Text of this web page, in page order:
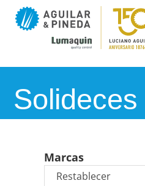
Solideces
Marcas